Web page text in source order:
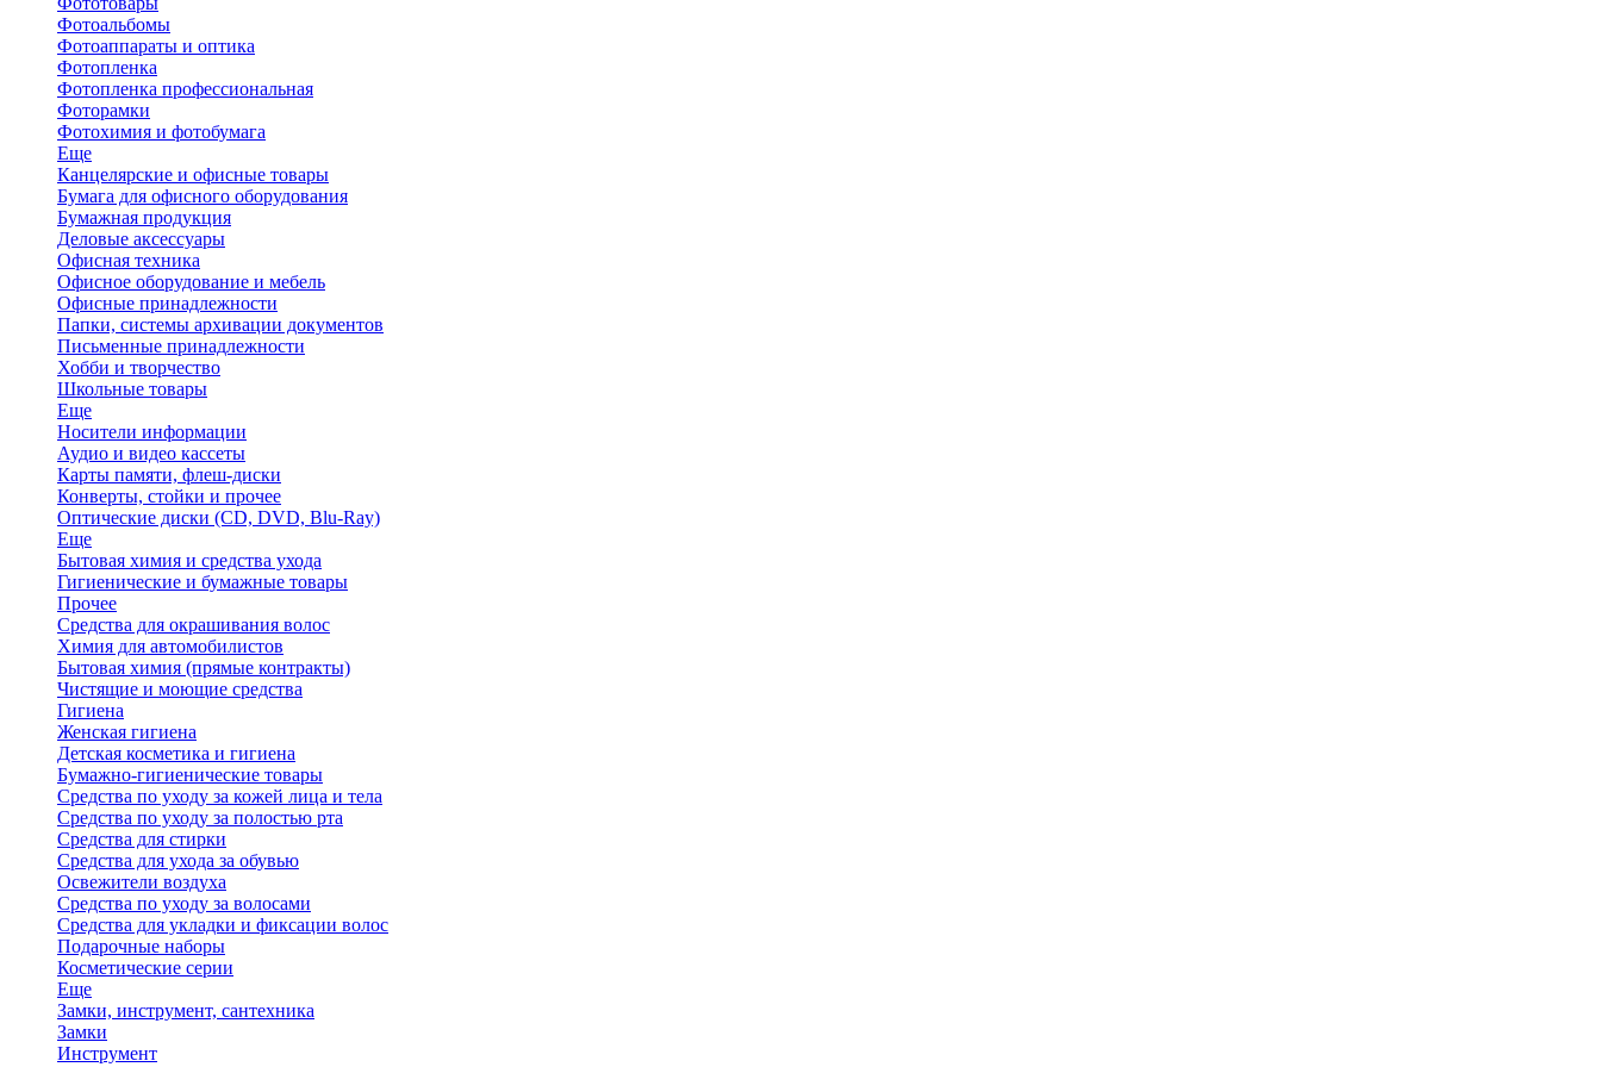
Фотоальбомы
Фотоаппараты и оптика
Фотопленка
Фотопленка профессиональная
Фоторамки
Фотохимия и фотобумага
Еще
Канцелярские и офисные товары
Бумага для офисного оборудования
Бумажная продукция
Деловые аксессуары
Офисная техника
Офисное оборудование и мебель
Офисные принадлежности
Папки, системы архивации документов
Письменные принадлежности
Хобби и творчество
Школьные товары
Еще
Носители информации
Аудио и видео кассеты
Карты памяти, флеш-диски
Конверты, стойки и прочее
Оптические диски (CD, DVD, Blu-Ray)
Еще
Бытовая химия и средства ухода
Гигиенические и бумажные товары
Прочее
Средства для окрашивания волос
Химия для автомобилистов
Бытовая химия (прямые контракты)
Чистящие и моющие средства
Гигиена
Женская гигиена
Детская косметика и гигиена
Бумажно-гигиенические товары
Средства по уходу за кожей лица и тела
Средства по уходу за полостью рта
Средства для стирки
Средства для ухода за обувью
Освежители воздуха
Средства по уходу за волосами
Средства для укладки и фиксации волос
Подарочные наборы
Косметические серии
Еще
Замки, инструмент, сантехника
Замки
Инструмент